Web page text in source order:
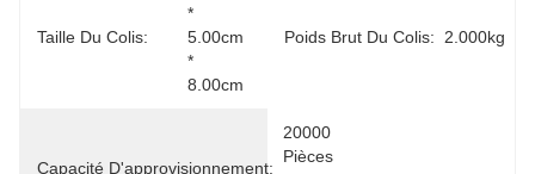
Taille Du Colis:
*
5.00cm
*
8.00cm
Poids Brut Du Colis: 2.000kg
Capacité D'approvisionnement:
20000
Pièces